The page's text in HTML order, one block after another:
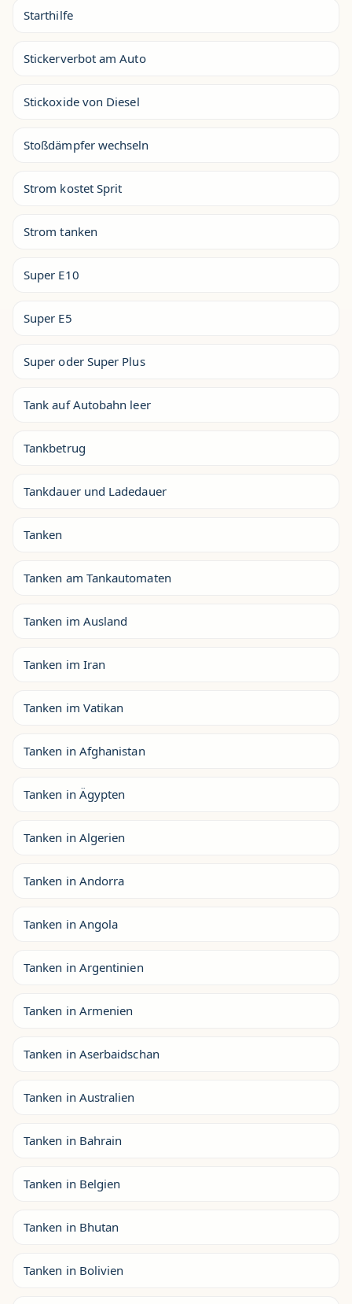
Starthilfe
Stickerverbot am Auto
Stickoxide von Diesel
Stoßdämpfer wechseln
Strom kostet Sprit
Strom tanken
Super E10
Super E5
Super oder Super Plus
Tank auf Autobahn leer
Tankbetrug
Tankdauer und Ladedauer
Tanken
Tanken am Tankautomaten
Tanken im Ausland
Tanken im Iran
Tanken im Vatikan
Tanken in Afghanistan
Tanken in Ägypten
Tanken in Algerien
Tanken in Andorra
Tanken in Angola
Tanken in Argentinien
Tanken in Armenien
Tanken in Aserbaidschan
Tanken in Australien
Tanken in Bahrain
Tanken in Belgien
Tanken in Bhutan
Tanken in Bolivien